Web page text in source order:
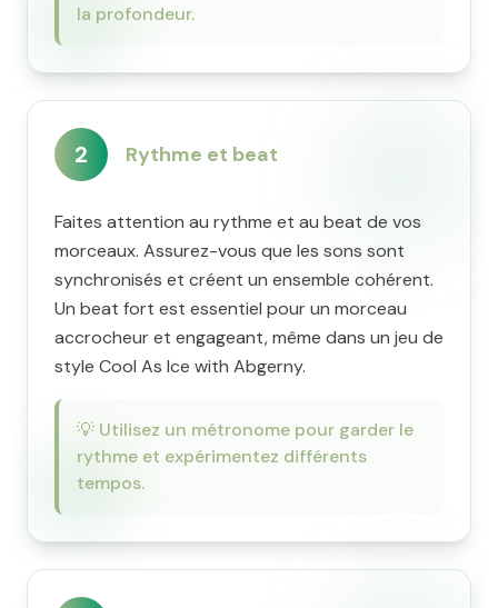
la profondeur.
2 Rythme et beat
Faites attention au rythme et au beat de vos
morceaux. Assurez-vous que les sons sont
synchronisés et créent un ensemble cohérent.
Un beat fort est essentiel pour un morceau
accrocheur et engageant, même dans un jeu de
style Cool As Ice with Abgerny.
💡 Utilisez un métronome pour garder le
rythme et expérimentez différents
tempos.